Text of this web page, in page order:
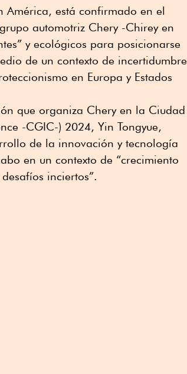
América, está confirmado en el
automotriz Chery -Chirey en
y ecológicos para posicionarse
de un contexto de incertidumbre
en Europa y Estados
que organiza Chery en la Ciudad
-CGIC-) 2024, Yin Tongyue,
de la innovación y tecnología
en un contexto de “crecimiento
inciertos”.